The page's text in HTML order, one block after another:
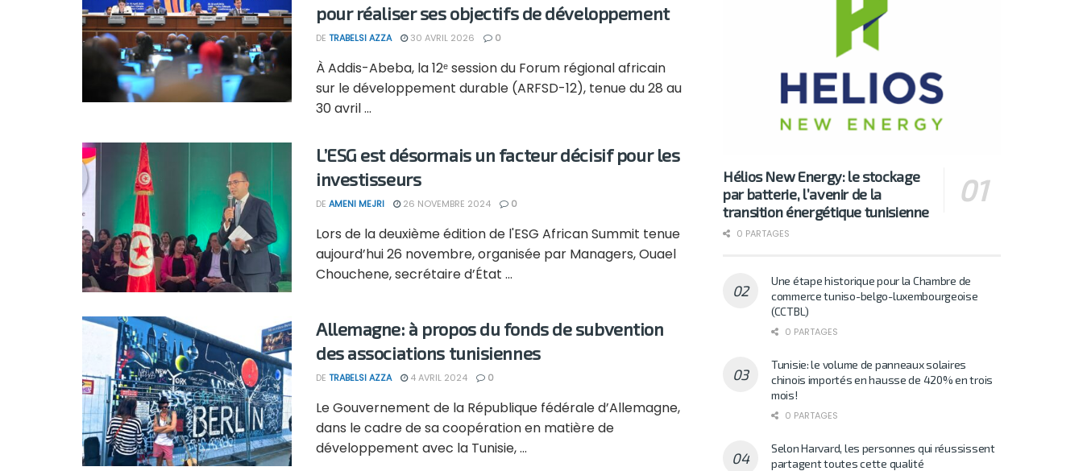
pour réaliser ses objectifs de développement
DE TRABELSI AZZA 30 AVRIL 2026 0
À Addis-Abeba, la 12ᵉ session du Forum régional africain
sur le développement durable (ARFSD-12), tenue du 28 au
30 avril ...
L’ESG est désormais un facteur décisif pour les
investisseurs
DE AMENI MEJRI 26 NOVEMBRE 2024 0
Lors de la deuxième édition de l'ESG African Summit tenue
aujourd’hui 26 novembre, organisée par Managers, Ouael
Chouchene, secrétaire d’État ...
Allemagne: à propos du fonds de subvention
des associations tunisiennes
DE TRABELSI AZZA 4 AVRIL 2024 0
Le Gouvernement de la République fédérale d’Allemagne,
dans le cadre de sa coopération en matière de
développement avec la Tunisie, ...
Hélios New Energy: le stockage
par batterie, l’avenir de la
transition énergétique tunisienne
0 PARTAGES
Une étape historique pour la Chambre de
commerce tuniso-belgo-luxembourgeoise
(CCTBL)
0 PARTAGES
Tunisie: le volume de panneaux solaires
chinois importés en hausse de 420% en trois
mois!
0 PARTAGES
Selon Harvard, les personnes qui réussissent
partagent toutes cette qualité